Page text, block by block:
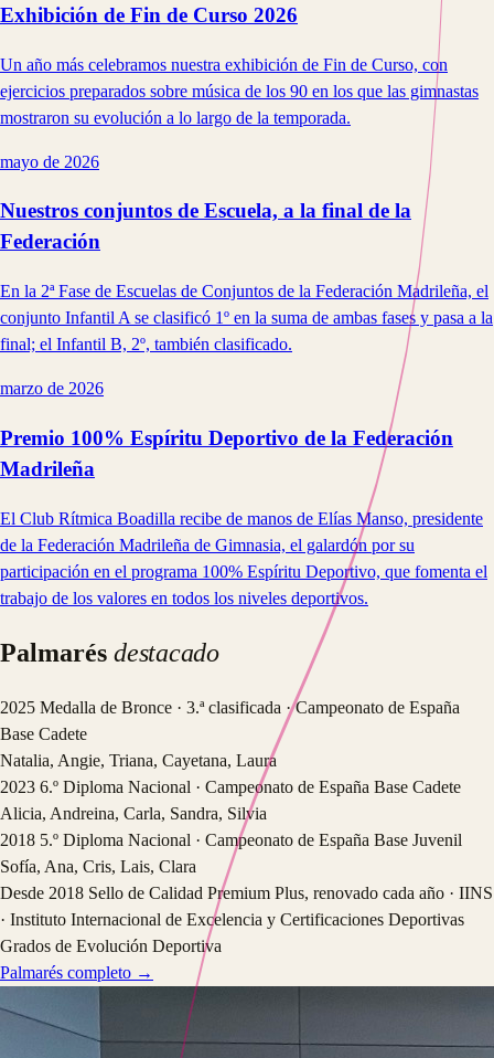
Exhibición de Fin de Curso 2026
Un año más celebramos nuestra exhibición de Fin de Curso, con
ejercicios preparados sobre música de los 90 en los que las gimnastas
mostraron su evolución a lo largo de la temporada.
mayo de 2026
Nuestros conjuntos de Escuela, a la final de la
Federación
En la 2ª Fase de Escuelas de Conjuntos de la Federación Madrileña, el
conjunto Infantil A se clasificó 1º en la suma de ambas fases y pasa a la
final; el Infantil B, 2º, también clasificado.
marzo de 2026
Premio 100% Espíritu Deportivo de la Federación
Madrileña
El Club Rítmica Boadilla recibe de manos de Elías Manso, presidente
de la Federación Madrileña de Gimnasia, el galardón por su
participación en el programa 100% Espíritu Deportivo, que fomenta el
trabajo de los valores en todos los niveles deportivos.
Palmarés destacado
2025 Medalla de Bronce · 3.ª clasificada · Campeonato de España
Base Cadete
Natalia, Angie, Triana, Cayetana, Laura
2023 6.º Diploma Nacional · Campeonato de España Base Cadete
Alicia, Andreina, Carla, Sandra, Silvia
2018 5.º Diploma Nacional · Campeonato de España Base Juvenil
Sofía, Ana, Cris, Lais, Clara
Desde 2018 Sello de Calidad Premium Plus, renovado cada año · IINS
· Instituto Internacional de Excelencia y Certificaciones Deportivas
Grados de Evolución Deportiva
Palmarés completo →